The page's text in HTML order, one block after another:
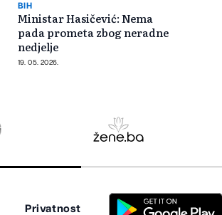
BIH
Ministar Hasičević: Nema
pada prometa zbog neradne
nedjelje
19. 05. 2026.
Privatnost